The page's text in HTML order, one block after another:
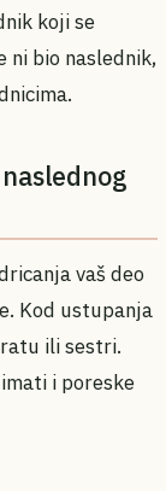
koji se
ni bio naslednik,
vaš deo
Kod ustupanja
ili sestri.
i poreske